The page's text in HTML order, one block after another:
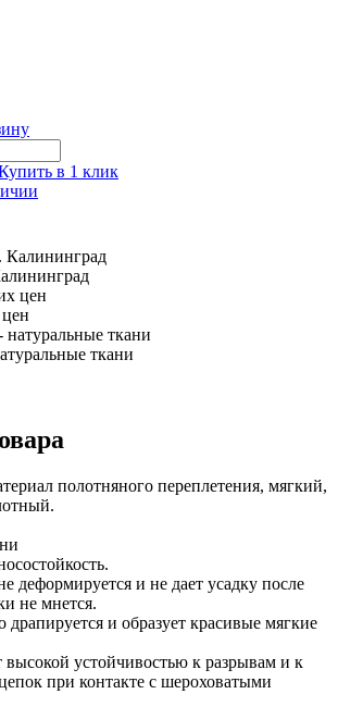
в 1 клик
ткани
полотняного переплетения, мягкий,
деформируется и не дает усадку после
не мнется.
драпируется и образует красивые мягкие
высокой устойчивостью к разрывам и к
при контакте с шероховатыми